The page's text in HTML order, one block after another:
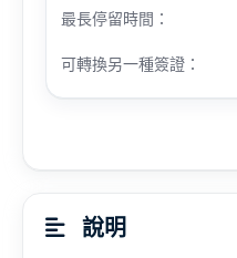
最長停留時間：
可轉換另一種簽證：
說明